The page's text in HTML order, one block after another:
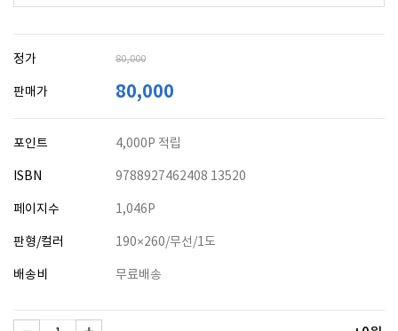
정가 80,000
판매가 80,000
포인트 4,000P 적립
ISBN 9788927462408 13520
페이지수 1,046P
판형/컬러 190×260/무선/1도
배송비 무료배송